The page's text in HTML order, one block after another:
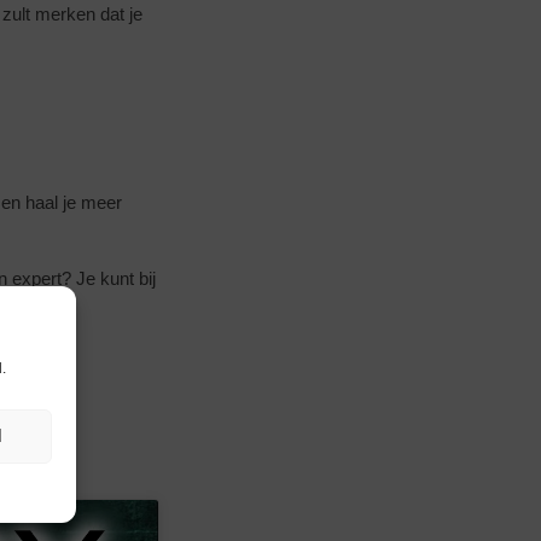
merken dat je
haal je meer
expert? Je kunt bij